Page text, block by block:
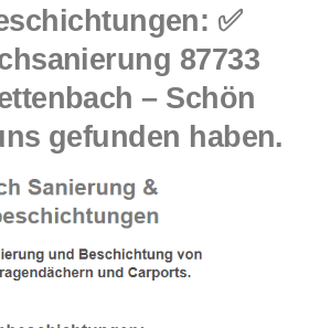
✅
87733
– Schön
gefunden haben.